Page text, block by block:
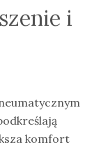
i
komfort